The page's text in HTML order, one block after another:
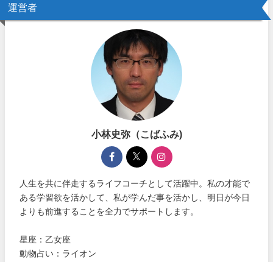
運営者
小林史弥（こばふみ)
人生を共に伴走するライフコーチとして活躍中。私の才能で
ある学習欲を活かして、私が学んだ事を活かし、明日が今日
よりも前進することを全力でサポートします。
星座：乙女座
動物占い：ライオン